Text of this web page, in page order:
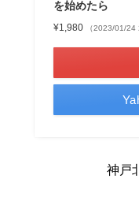
を始めたら
¥1,980 （2023/01/24
神戸